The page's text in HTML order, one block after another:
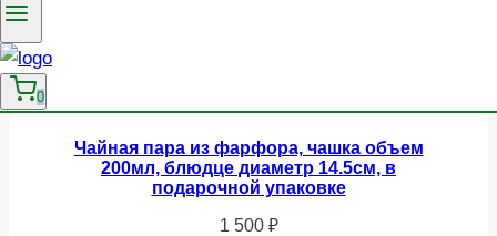
0
Чайная пара из фарфора, чашка объем
200мл, блюдце диаметр 14.5см, в
подарочной упаковке
1 500 ₽